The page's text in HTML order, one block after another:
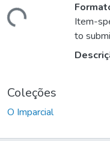
Item-
to
Coleções
O Imparcial